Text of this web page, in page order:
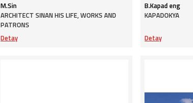
M.Sin
ARCHITECT SINAN HIS LIFE, WORKS AND
PATRONS
Detay
B.Kapad eng
KAPADOKYA
Detay